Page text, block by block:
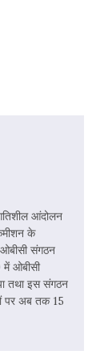
आंदोलन
के
संगठन
में ओबीसी
तथा इस संगठन
पर अब तक 15